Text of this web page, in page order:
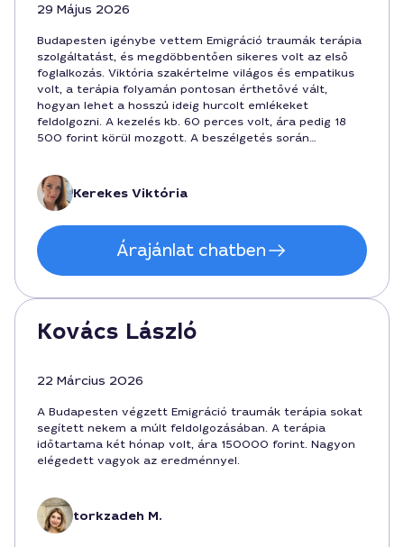
29 Május 2026
Budapesten igénybe vettem Emigráció traumák terápia
szolgáltatást, és megdöbbentően sikeres volt az első
foglalkozás. Viktória szakértelme világos és empatikus
volt, a terápia folyamán pontosan érthetővé vált,
hogyan lehet a hosszú ideig hurcolt emlékeket
feldolgozni. A kezelés kb. 60 perces volt, ára pedig 18
500 forint körül mozgott. A beszélgetés során
otthonos, megértő légkör. Ajánlani tudom mindenkinek,
aki emigrációból fakadó traumákkal küzd Budapesten.
Kerekes Viktória
Árajánlat chatben
Kovács László
22 Március 2026
A Budapesten végzett Emigráció traumák terápia sokat
segített nekem a múlt feldolgozásában. A terápia
időtartama két hónap volt, ára 150000 forint. Nagyon
elégedett vagyok az eredménnyel.
torkzadeh M.